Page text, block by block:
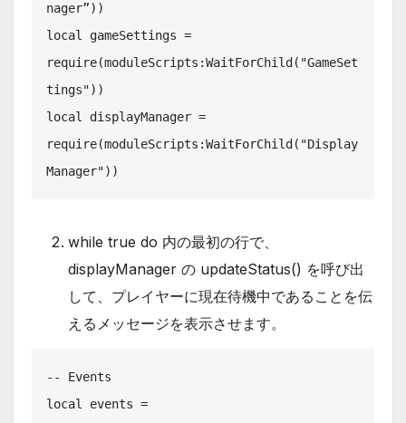
nager”))
local gameSettings =
require(moduleScripts:WaitForChild("GameSet
tings"))
local displayManager =
require(moduleScripts:WaitForChild("Display
Manager"))
while true do 内の最初の行で、
displayManager の updateStatus() を呼び出
して、プレイヤーに現在待機中であることを伝
えるメッセージを表示させます。
-- Events
local events =